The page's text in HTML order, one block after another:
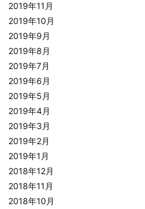
2019年11月
2019年10月
2019年9月
2019年8月
2019年7月
2019年6月
2019年5月
2019年4月
2019年3月
2019年2月
2019年1月
2018年12月
2018年11月
2018年10月